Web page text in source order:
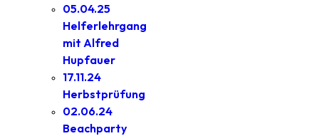
05.04.25
Helferlehrgang
mit Alfred
Hupfauer
17.11.24
Herbstprüfung
02.06.24
Beachparty